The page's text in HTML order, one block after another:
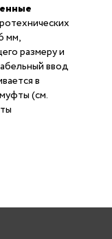
мм,
размеру и
ввод
в
(см.